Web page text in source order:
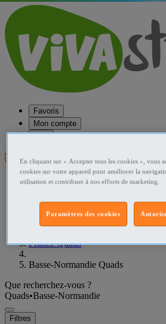
Favoris
Mon compte
Aide
Publier une annonce
Favoris
Menu
France Quads
Basse-Normandie Quads
Que recherchez-vous ?
Quads•Basse-Normandie
Filtres
En cliquant sur « Accepter tous les cookies », vous
cookies sur votre appareil pour améliorer la
utilisation et contribuer à nos efforts de marketing.
Paramètres des cookies